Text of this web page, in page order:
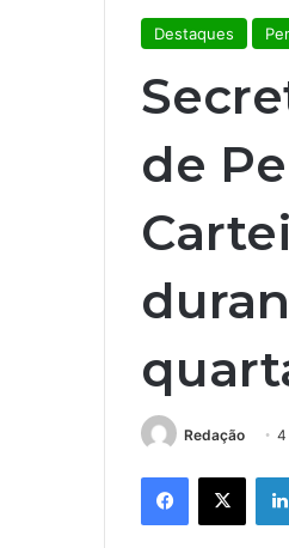
Destaques
de
Redação 4
Facebook
X